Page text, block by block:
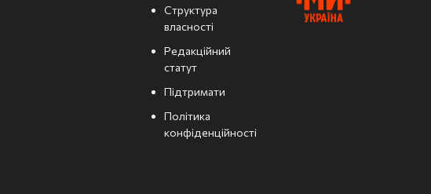
Структура
власності
Редакційний
статут
Підтримати
Політика
конфіденційності